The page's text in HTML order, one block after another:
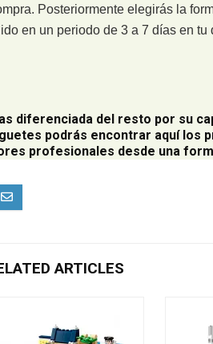
Posteriormente elegirás la
en un periodo de 3 a 7 días en tu
diferenciada del resto por su
podrás encontrar aquí los
profesionales desde una
ARTICLES